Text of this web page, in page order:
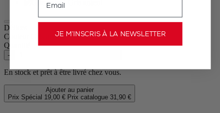
Délices
Couleur
Gris argent
Quantité
–
En stock et prêt à être livré chez vous.
Ajouter au panier
Prix Spécial 19,00 € Prix catalogue 31,90 €
JE M’INSCRIS À LA NEWSLETTER